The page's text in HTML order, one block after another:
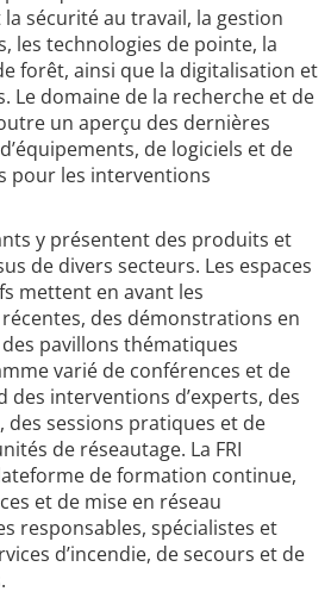
la sécurité au travail, la gestion
les technologies de pointe, la
forêt, ainsi que la digitalisation et
Le domaine de la recherche et de
un aperçu des dernières
de logiciels et de
pour les interventions
y présentent des produits et
de divers secteurs. Les espaces
mettent en avant les
des démonstrations en
pavillons thématiques
varié de conférences et de
interventions d’experts, des
sessions pratiques et de
de réseautage. La FRI
de formation continue,
et de mise en réseau
responsables, spécialistes et
d’incendie, de secours et de